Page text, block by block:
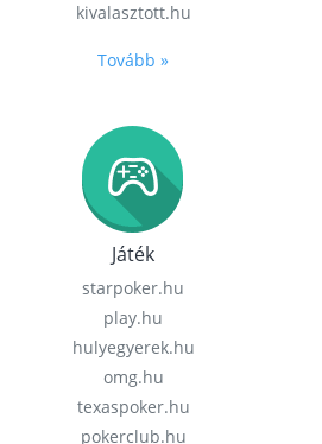
kivalasztott.hu
Tovább »
Játék
starpoker.hu
play.hu
hulyegyerek.hu
omg.hu
texaspoker.hu
pokerclub.hu